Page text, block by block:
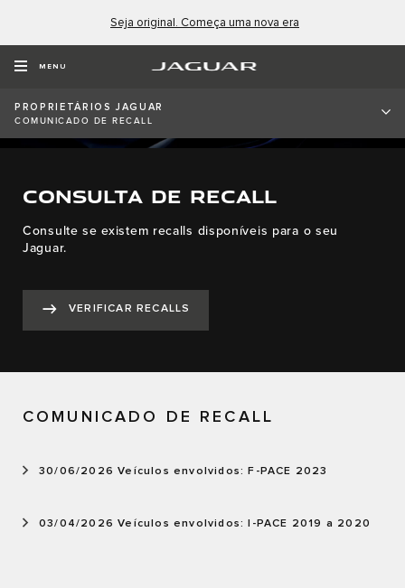
Seja original. Começa uma nova era
MENU
PROPRIETÁRIOS JAGUAR
COMUNICADO DE RECALL
CONSULTA DE RECALL
Consulte se existem recalls disponíveis para o seu
Jaguar.
VERIFICAR RECALLS
COMUNICADO DE RECALL
30/06/2026 Veículos envolvidos: F-PACE 2023
03/04/2026 Veículos envolvidos: I-PACE 2019 a 2020